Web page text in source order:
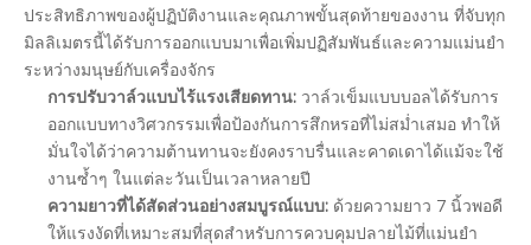
ประสิทธิภาพของผู้ปฏิบัติงานและคุณภาพขั้นสุดท้ายของงาน ที่จับทุก
มิลลิเมตรนี้ได้รับการออกแบบมาเพื่อเพิ่มปฏิสัมพันธ์และความแม่นยำ
ระหว่างมนุษย์กับเครื่องจักร
การปรับวาล์วแบบไร้แรงเสียดทาน: วาล์วเข็มแบบบอลได้รับการ
ออกแบบทางวิศวกรรมเพื่อป้องกันการสึกหรอที่ไม่สม่ำเสมอ ทำให้
มั่นใจได้ว่าความต้านทานจะยังคงราบรื่นและคาดเดาได้แม้จะใช้
งานซ้ำๆ ในแต่ละวันเป็นเวลาหลายปี
ความยาวที่ได้สัดส่วนอย่างสมบูรณ์แบบ: ด้วยความยาว 7 นิ้วพอดี
ให้แรงงัดที่เหมาะสมที่สุดสำหรับการควบคุมปลายไม้ที่แม่นยำ